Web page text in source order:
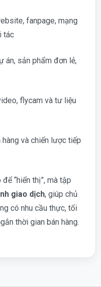
fanpage, mạng
tác
án, sản phẩm đơn lẻ,
flycam và tư liệu
và chiến lược tiếp
“hiển thị”, mà tập
giao dịch, giúp chủ
có nhu cầu thực, tối
thời gian bán hàng.